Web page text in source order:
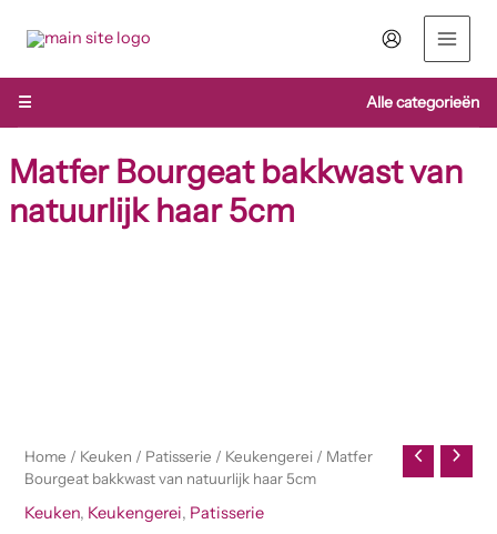
naar
inhoud
☰
Alle categorieën
Matfer Bourgeat bakkwast van
natuurlijk haar 5cm
Home / Keuken / Patisserie / Keukengerei / Matfer
Bourgeat bakkwast van natuurlijk haar 5cm
Keuken, Keukengerei, Patisserie